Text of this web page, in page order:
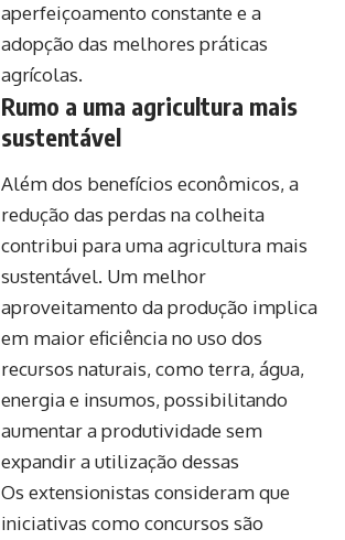
aperfeiçoamento constante e a
adopção das melhores práticas
agrícolas.
Rumo a uma agricultura mais
sustentável
Além dos benefícios econômicos, a
redução das perdas na colheita
contribui para uma agricultura mais
sustentável. Um melhor
aproveitamento da produção implica
em maior eficiência no uso dos
recursos naturais, como terra, água,
energia e insumos, possibilitando
aumentar a produtividade sem
expandir a utilização dessas
Os extensionistas consideram que
iniciativas como concursos são